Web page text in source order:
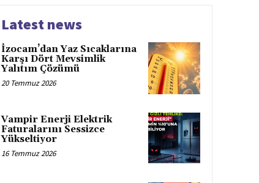
Latest news
İzocam’dan Yaz Sıcaklarına
Karşı Dört Mevsimlik
Yalıtım Çözümü
20 Temmuz 2026
Vampir Enerji Elektrik
Faturalarını Sessizce
Yükseltiyor
16 Temmuz 2026